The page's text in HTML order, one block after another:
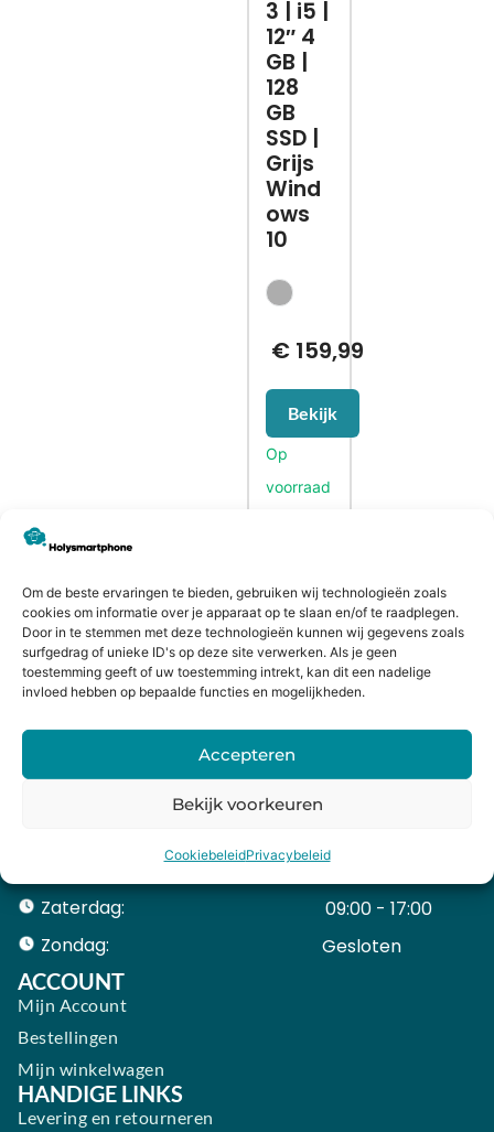
Om de beste ervaringen te bieden, gebruiken wij technologieën zoals
cookies om informatie over je apparaat op te slaan en/of te raadplegen.
Door in te stemmen met deze technologieën kunnen wij gegevens zoals
surfgedrag of unieke ID's op deze site verwerken. Als je geen
toestemming geeft of uw toestemming intrekt, kan dit een nadelige
invloed hebben op bepaalde functies en mogelijkheden.
Accepteren
Bekijk voorkeuren
CookiebeleidPrivacybeleid
3 | i5 |
12″ 4
GB |
128
GB
SSD |
Grijs
Wind
ows
10
€159,99
Bekijk
Heiligeweg 43A
1561 DE, Krommenie
075 641 5169
info@holysmartphone.nl
09:00 - 18:00
Zaterdag:
09:00 - 17:00
Zondag:
Gesloten ​ ​ ​ ​ ​ ​ ​
ACCOUNT
Mijn Account
Bestellingen
Mijn winkelwagen
HANDIGE LINKS
Levering en retourneren